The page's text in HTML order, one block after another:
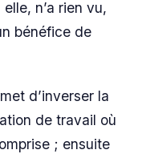
n’a rien vu,
bénéfice de
d’inverser la
de travail où
; ensuite